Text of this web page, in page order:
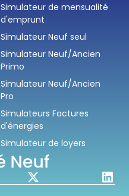
Simulateur de mensualité
d'emprunt
Simulateur Neuf seul
Simulateur Neuf/Ancien
Primo
Simulateur Neuf/Ancien
Pro
Simulateurs Factures
d'énergies
Simulateur de loyers